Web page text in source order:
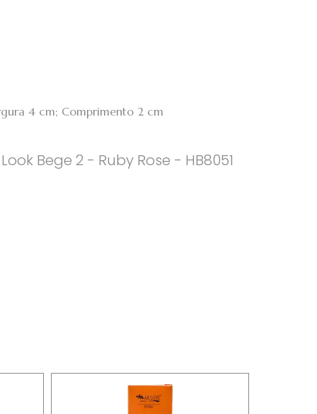
4 cm; Comprimento 2 cm
Bege 2 - Ruby Rose - HB8051